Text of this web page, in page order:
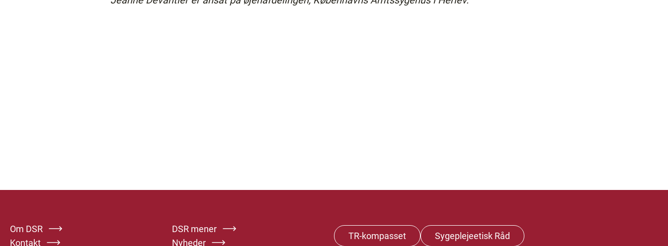
Om DSR
DSR mener
Kontakt
Nyheder
TR-kompasset Sygeplejeetisk Råd